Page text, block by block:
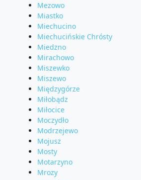
Mezowo
Miastko
Miechucino
Miechucińskie Chrósty
Miedzno
Mirachowo
Miszewko
Miszewo
Międzygórze
Miłobądz
Miłocice
Moczydło
Modrzejewo
Mojusz
Mosty
Motarzyno
Mrozy